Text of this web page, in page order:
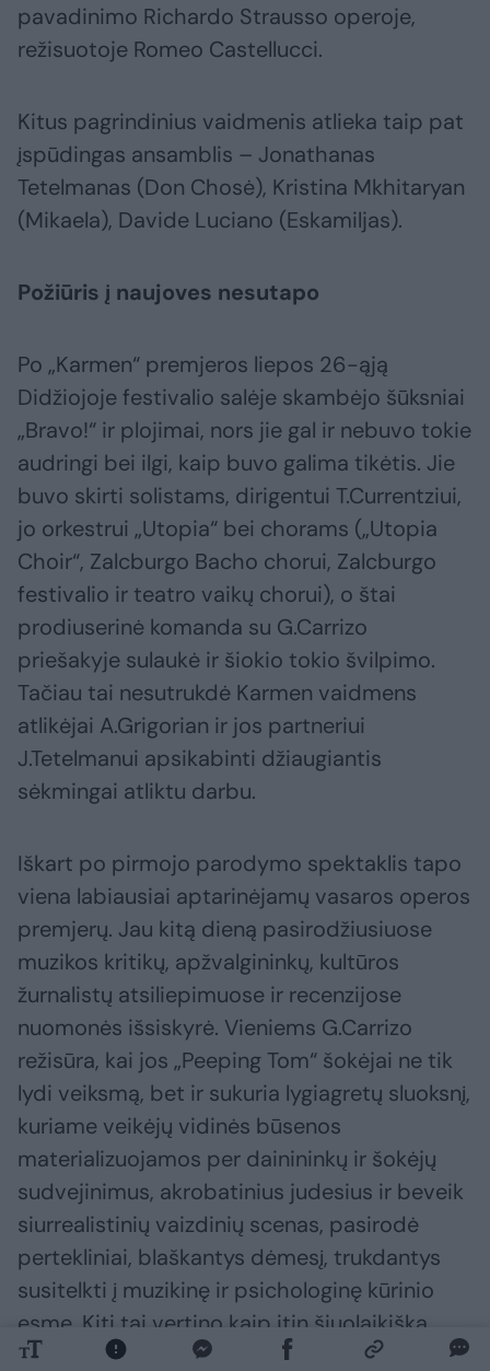
pavadinimo Richardo Strausso operoje,
režisuotoje Romeo Castellucci.
Kitus pagrindinius vaidmenis atlieka taip pat
įspūdingas ansamblis – Jonathanas
Tetelmanas (Don Chosė), Kristina Mkhitaryan
(Mikaela), Davide Luciano (Eskamiljas).
Požiūris į naujoves nesutapo
Po „Karmen“ premjeros liepos 26-ąją
Didžiojoje festivalio salėje skambėjo šūksniai
„Bravo!“ ir plojimai, nors jie gal ir nebuvo tokie
audringi bei ilgi, kaip buvo galima tikėtis. Jie
buvo skirti solistams, dirigentui T.Currentziui,
jo orkestrui „Utopia“ bei chorams („Utopia
Choir“, Zalcburgo Bacho chorui, Zalcburgo
festivalio ir teatro vaikų chorui), o štai
prodiuserinė komanda su G.Carrizo
priešakyje sulaukė ir šiokio tokio švilpimo.
Tačiau tai nesutrukdė Karmen vaidmens
atlikėjai A.Grigorian ir jos partneriui
J.Tetelmanui apsikabinti džiaugiantis
sėkmingai atliktu darbu.
Iškart po pirmojo parodymo spektaklis tapo
viena labiausiai aptarinėjamų vasaros operos
premjerų. Jau kitą dieną pasirodžiusiuose
muzikos kritikų, apžvalgininkų, kultūros
žurnalistų atsiliepimuose ir recenzijose
nuomonės išsiskyrė. Vieniems G.Carrizo
režisūra, kai jos „Peeping Tom“ šokėjai ne tik
lydi veiksmą, bet ir sukuria lygiagretų sluoksnį,
kuriame veikėjų vidinės būsenos
materializuojamos per dainininkų ir šokėjų
sudvejinimus, akrobatinius judesius ir beveik
siurrealistinių vaizdinių scenas, pasirodė
pertekliniai, blaškantys dėmesį, trukdantys
susitelkti į muzikinę ir psichologinę kūrinio
esmę. Kiti tai vertino kaip itin šiuolaikišką
sprendimą, spinduliuojantį stiprią teatrinę